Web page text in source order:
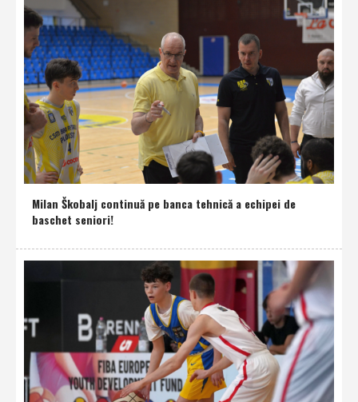
Milan Škobalj continuă pe banca tehnică a echipei de
baschet seniori!